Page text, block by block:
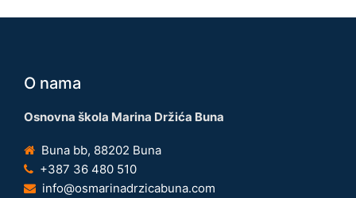
O nama
Osnovna škola Marina Držića Buna
Buna bb, 88202 Buna
+387 36 480 510
info@osmarinadrzicabuna.com